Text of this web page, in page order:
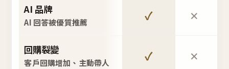
AI 品牌
AI 回答被優質推薦 ✓ ✕
回購裂變
客戶回購增加、主動帶人 ✓ ✕